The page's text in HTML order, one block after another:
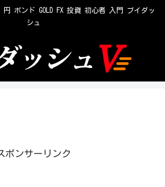
ポンド GOLD FX 投資 初心者 入門 ブイダッ
シュ
ポンサーリンク